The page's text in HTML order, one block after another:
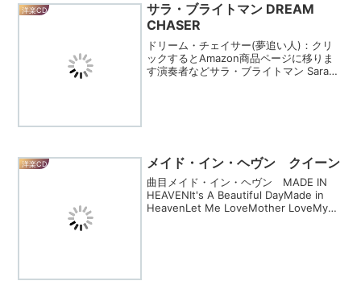
洋楽CD
サラ・ブライトマン DREAM
CHASER
ドリーム・チェイサー(夢追い人)：クリ
ックするとAmazon商品ページに移りま
す演奏者などサラ・ブライトマン Sarah
洋楽CD メイド・イン・ヘヴン クイーン
曲目メイド・イン・ヘヴン MADE IN
HEAVENIt's A Beautiful DayMade in
HeavenLet Me LoveMother LoveMy